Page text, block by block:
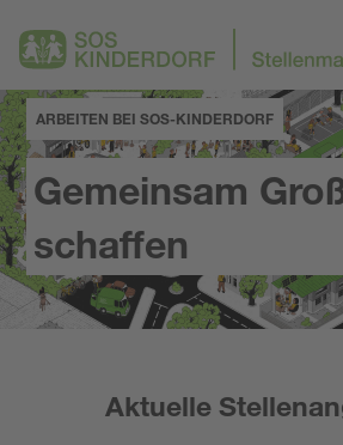
ARBEITEN BEI SOS-KINDERDORF
Gemeinsam
schaffen
Aktuelle